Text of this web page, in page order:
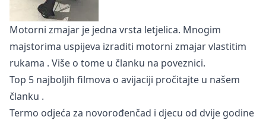
Motorni zmajar je jedna vrsta letjelica. Mnogim
majstorima uspijeva izraditi motorni zmajar vlastitim
rukama . Više o tome u članku na poveznici.
Top 5 najboljih filmova o avijaciji pročitajte u našem
članku .
Termo odjeća za novorođenčad i djecu od dvije godine